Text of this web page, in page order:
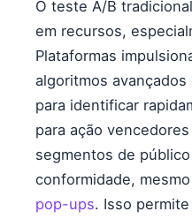
O teste A/B
em recursos,
Plataformas
algoritmos
para identificar
para ação
segmentos de
conformidade,
pop-ups. Isso